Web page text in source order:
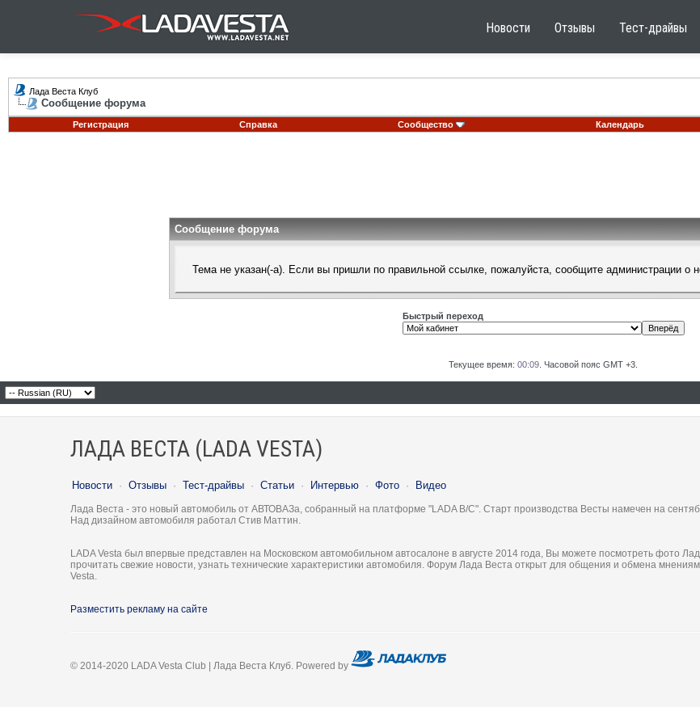
Новости Отзывы Тест-драйвы
Лада Веста Клуб
Сообщение форума
Регистрация
Справка Сообщество Календарь
Сообщение форума
Тема не указан(-а). Если вы пришли по правильной ссылке, пожалуйста, сообщите администрации о
Быстрый переход
Текущее время: 00:09 . Часовой пояс GMT +3.
ЛАДА ВЕСТА (LADA VESTA)
Новости · Отзывы · Тест-драйвы · Статьи · Интервью · Фото · Видео
Лада Веста - это новый автомобиль от АВТОВАЗа, собранный на платформе "LADA B/C". Старт производства Весты намечен на
Над дизайном автомобиля работал Стив Маттин.
LADA Vesta был впервые представлен на Московском автомобильном автосалоне в августе 2014 года, Вы можете посмотреть фото
прочитать свежие новости, узнать технические характеристики автомобиля. Форум Лада Веста открыт для общения и обмена
Vesta.
Разместить рекламу на сайте
© 2014-2020 LADA Vesta Club | Лада Веста Клуб. Powered by